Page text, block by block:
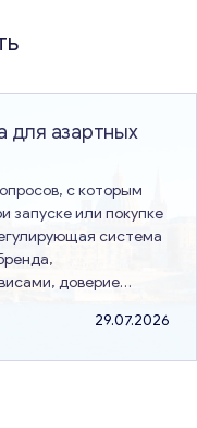
для азартных
с которым
запуске или покупке
система
доверие
Кюрасао и Мальты
29.07.2026